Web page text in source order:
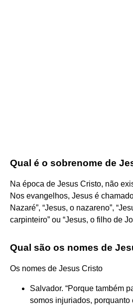
Qual é o sobrenome de
Na época de Jesus Cristo, não
Nos evangelhos, Jesus é
Nazaré”, “Jesus, o nazareno”,
carpinteiro” ou “Jesus, o filho de
Qual são os nomes de
Os nomes de Jesus Cristo
Salvador. “Porque também
somos injuriados, porquanto